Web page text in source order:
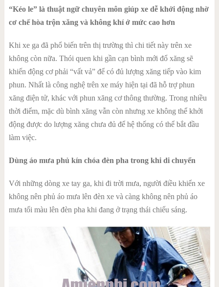
“Kéo le” là thuật ngữ chuyên môn giúp xe dễ khởi động nhờ
cơ chế hòa trộn xăng và không khí ở mức cao hơn
Khi xe ga đã phổ biến trên thị trường thì chi tiết này trên xe
không còn nữa. Thói quen khi gần cạn bình mới đổ xăng sẽ
khiến động cơ phải “vất vả” để có đủ lượng xăng tiếp vào kim
phun. Nhất là công nghệ trên xe máy hiện tại đã hỗ trợ phun
xăng điện tử, khác với phun xăng cơ thông thường. Trong nhiều
thời điểm, mặc dù bình xăng vẫn còn nhưng xe không thể khởi
động được do lượng xăng chưa đủ để hệ thống có thể bắt đầu
làm việc.
Dùng áo mưa phủ kín chóa đèn pha trong khi di chuyển
Với những dòng xe tay ga, khi đi trời mưa, người điều khiển xe
không nên phủ áo mưa lên đèn xe và càng không nên phủ áo
mưa tối màu lên đèn pha khi đang ở trạng thái chiếu sáng.